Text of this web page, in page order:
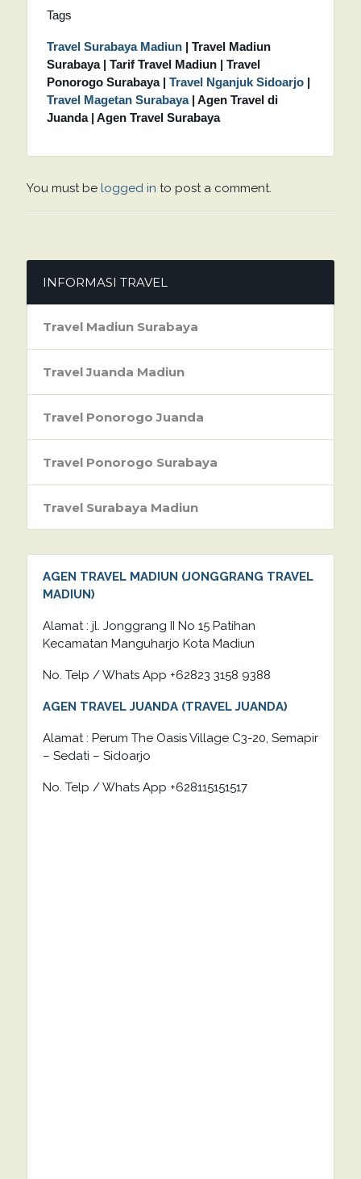
Tags
Travel Surabaya Madiun| Travel Madiun
Surabaya | Tarif Travel Madiun | Travel
Ponorogo Surabaya | Travel Nganjuk Sidoarjo|
Travel Magetan Surabaya| Agen Travel di
Juanda | Agen Travel Surabaya
You must be logged in to post a comment.
INFORMASI TRAVEL
Travel Madiun Surabaya
Travel Juanda Madiun
Travel Ponorogo Juanda
Travel Ponorogo Surabaya
Travel Surabaya Madiun
AGEN TRAVEL MADIUN (JONGGRANG TRAVEL
MADIUN)
Alamat : jl. Jonggrang II No 15 Patihan
Kecamatan Manguharjo Kota Madiun
No. Telp / Whats App +62823 3158 9388
AGEN TRAVEL JUANDA (TRAVEL JUANDA)
Alamat : Perum The Oasis Village C3-20, Semapir
– Sedati – Sidoarjo
No. Telp / Whats App +628115151517